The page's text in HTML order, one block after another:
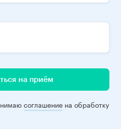
на приём
соглашение на обработку